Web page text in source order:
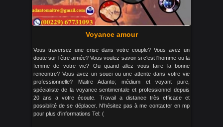
Voyance amour
Vous traversez une crise dans votre couple? Vous avez un
doute sur l’être aimée? Vous voulez savoir si c'est l'homme ou la
femme de votre vie? Ou quand allez vous faire la bonne
rencontre? Vous avez un souci ou une attente dans votre vie
professionnelle? Maitre Adanto; médium et voyant pure,
spécialiste de la voyance sentimentale et professionnel depuis
20 ans a votre écoute. Travail a distance très efficace et
possibilité de se déplacer. N’hésitez pas à me contacter en mp
pour plus d'informations Tel: (